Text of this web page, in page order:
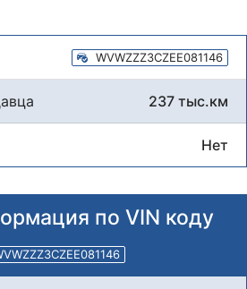
WVWZZZ3CZEE081146
237 тыс.км
Нет
по VIN коду